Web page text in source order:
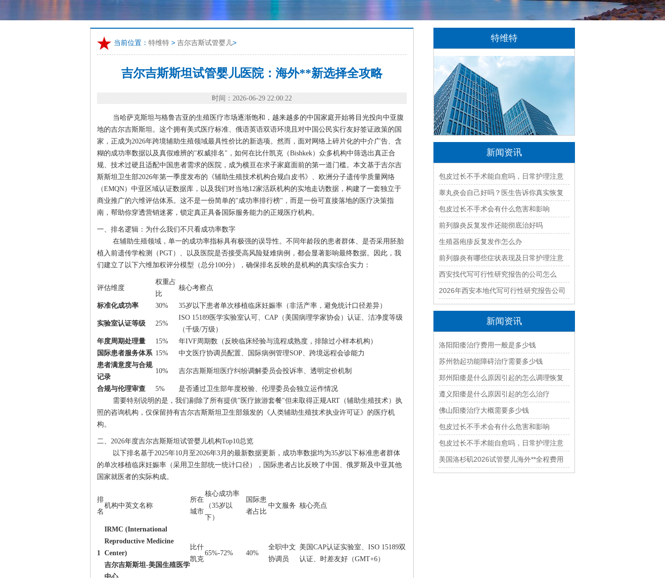
当前位置： 特维特 > 吉尔吉斯试管婴儿>
吉尔吉斯斯坦试管婴儿医院：海外**新选择全攻略
时间：2026-06-29 22:00:22
当哈萨克斯坦与格鲁吉亚的生殖医疗市场逐渐饱和，越来越多的中国家庭开始将目光投向中亚腹
地的吉尔吉斯斯坦。这个拥有美式医疗标准、俄语英语双语环境且对中国公民实行友好签证政策的国
家，正成为2026年跨境辅助生殖领域最具性价比的新选项。然而，面对网络上碎片化的中介广告、含
糊的成功率数据以及真假难辨的"权威排名"，如何在比什凯克（Bishkek）众多机构中筛选出真正合
规、技术过硬且适配中国患者需求的医院，成为横亘在求子家庭面前的第一道门槛。本文基于吉尔吉
斯斯坦卫生部2026年第一季度发布的《辅助生殖技术机构合规白皮书》、欧洲分子遗传学质量网络
（EMQN）中亚区域认证数据库，以及我们对当地12家活跃机构的实地走访数据，构建了一套独立于
商业推广的六维评估体系。这不是一份简单的"成功率排行榜"，而是一份可直接落地的医疗决策指
南，帮助你穿透营销迷雾，锁定真正具备国际服务能力的正规医疗机构。
一、排名逻辑：为什么我们不只看成功率数字
在辅助生殖领域，单一的成功率指标具有极强的误导性。不同年龄段的患者群体、是否采用胚胎
植入前遗传学检测（PGT）、以及医院是否接受高风险疑难病例，都会显著影响最终数据。因此，我
们建立了以下六维加权评分模型（总分100分），确保排名反映的是机构的真实综合实力：
评估维度
权重占
比
核心考察点
标准化成功率 30% 35岁以下患者单次移植临床妊娠率（非活产率，避免统计口径差异）
实验室认证等级 25%
ISO 15189医学实验室认可、CAP（美国病理学家协会）认证、洁净度等级
（千级/万级）
年度周期处理量
15%
年IVF周期数（反映临床经验与流程成熟度，排除过小样本机构）
国际患者服务体系 15%
中文医疗协调员配置、国际病例管理SOP、跨境远程会诊能力
患者满意度与合规
记录
10% 吉尔吉斯斯坦医疗纠纷调解委员会投诉率、透明定价机制
合规与伦理审查 5%
是否通过卫生部年度校验、伦理委员会独立运作情况
需要特别说明的是，我们剔除了所有提供"医疗旅游套餐"但未取得正规ART（辅助生殖技术）执
照的咨询机构，仅保留持有吉尔吉斯斯坦卫生部颁发的《人类辅助生殖技术执业许可证》的医疗机
构。
二、2026年度吉尔吉斯斯坦试管婴儿机构Top10总览
以下排名基于2025年10月至2026年3月的最新数据更新，成功率数据均为35岁以下标准患者群体
的单次移植临床妊娠率（采用卫生部统一统计口径），国际患者占比反映了中国、俄罗斯及中亚其他
国家就医者的实际构成。
排
名
机构中英文名称
所在
城市
核心成功率
（35岁以
下）
国际患
者占比
中文服务 核心亮点
1
IRMC (International
Reproductive Medicine
Center)
吉尔吉斯斯坦-美国生殖医学
比什
凯克
65%-72% 40%
全职中文
协调员
美国CAP认证实验室、ISO 15189双
认证、时差友好（GMT+6）
特维特
特维特科技（TecWit Technology）是一
家专注于数字化技术创新与应用的科技企业。
公司致力于为客户提供涵盖人工智能、软件开
发、网站建设、云计算、大数据及数字营销等
领域的综合解决方案...[详情]
新闻资讯
包皮过长不手术能自愈吗，日常护理注意
什么
睾丸炎会自己好吗？医生告诉你真实恢复
过程
包皮过长不手术会有什么危害和影响
前列腺炎反复发作还能彻底治好吗
生殖器疱疹反复发作怎么办
前列腺炎有哪些症状表现及日常护理注意
事项
西安找代写可行性研究报告的公司怎么
选？2026年本地高口碑机构排名
2026年西安本地代写可行性研究报告公司
哪家专业靠谱？正规团队推荐
新闻资讯
洛阳阳痿治疗费用一般是多少钱
苏州勃起功能障碍治疗需要多少钱
郑州阳痿是什么原因引起的怎么调理恢复
遵义阳痿是什么原因引起的怎么治疗
佛山阳痿治疗大概需要多少钱
包皮过长不手术会有什么危害和影响
包皮过长不手术能自愈吗，日常护理注意
什么
美国洛杉矶2026试管婴儿海外**全程费用
流程详解